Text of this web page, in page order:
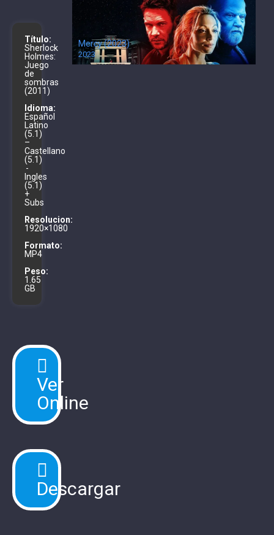
Título:
Sherlock
Holmes:
Juego
de
sombras
(2011)
Idioma:
Español
Latino
(5.1)
–
Castellano
(5.1)
-
Ingles
(5.1)
+
Subs
Resolucion:
1920×1080
Formato:
MP4
Peso:
1.65
GB
Ver
Online
Descargar
Mercy (2023)
2023